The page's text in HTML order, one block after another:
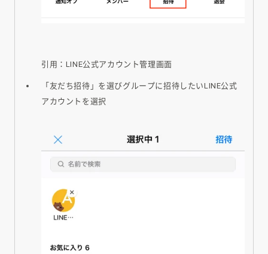
引用：LINE公式アカウント管理画面
「友だち招待」を選びグループに招待したいLINE公式
アカウントを選択